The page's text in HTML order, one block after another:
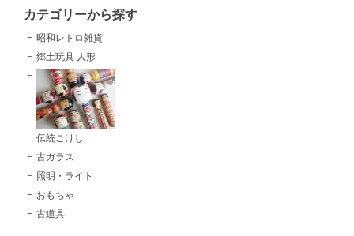
カテゴリーから探す
昭和レトロ雑貨
郷土玩具 人形
伝統こけし
古ガラス
照明・ライト
おもちゃ
古道具